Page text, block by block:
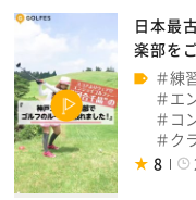
日本最
楽部を
練
エ
コ
ク
8